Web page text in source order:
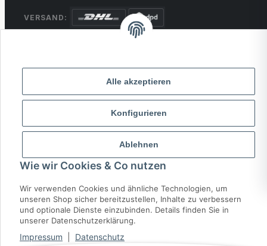
Alle akzeptieren
Konfigurieren
Ablehnen
Wie wir Cookies & Co nutzen
Wir verwenden Cookies und ähnliche Technologien, um
unseren Shop sicher bereitzustellen, Inhalte zu verbessern
und optionale Dienste einzubinden. Details finden Sie in
unserer Datenschutzerklärung.
Impressum Datenschutz
VERSAND:
* Alle Preise inkl. gesetzlicher USt., zzgl.Versand
Powered byMD IT Solutions